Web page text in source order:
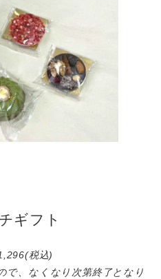
ギフト
税込)
、なくなり次第終了となり